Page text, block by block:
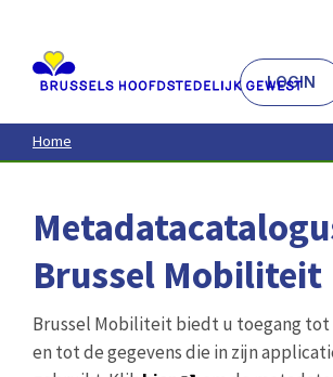
contenu
principal
LOGIN
Home
Brussel Mobiliteit
Brussel Mobiliteit biedt u toegang tot
en tot de gegevens die in zijn